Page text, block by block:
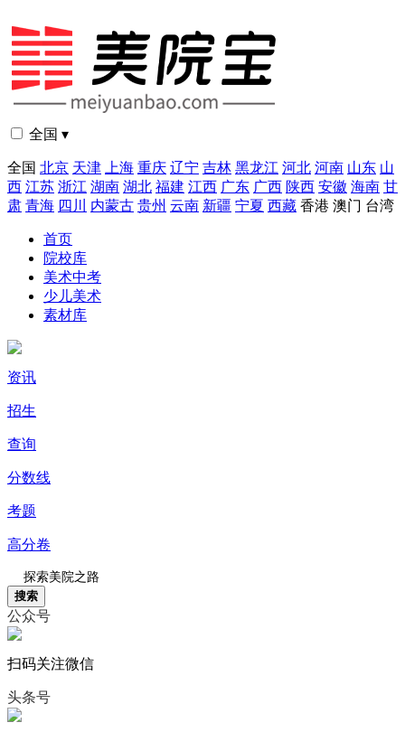
全国 ▾
全国 北京 天津 上海 重庆 辽宁 吉林 黑龙江 河北 河南 山东 山
西 江苏 浙江 湖南 湖北 福建 江西 广东 广西 陕西 安徽 海南 甘
肃 青海 四川 内蒙古 贵州 云南 新疆 宁夏 西藏 香港 澳门 台湾
首页
院校库
美术中考
少儿美术
素材库
资讯
招生
查询
分数线
考题
高分卷
搜索
公众号
扫码关注微信
头条号